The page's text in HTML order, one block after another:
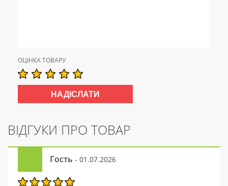
ОЦІНКА ТОВАРУ
ВІДГУКИ ПРО ТОВАР
Гость - 01.07.2026